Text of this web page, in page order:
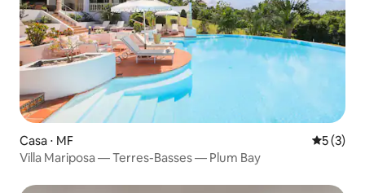
Casa ⋅ MF 5 de
5 (3)
Villa Mariposa — Terres-Basses — Plum Bay